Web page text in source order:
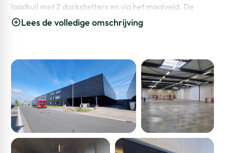
laadkuil met 2 dockshelters en via het maaiveld. De
gezamenlijke, inpandige verkeersruimte is te gebruiken
voor laden en lossen. De entresolvloer is niet zelfstandig
CF Groep. Door de ligging op korte afstand van de
aansluiting op de A27 en de doorgaande routes naar het
achterland is het complex uitstekend bereikbaar. De
locatie op het bedrijventerrein Meerkerk IV is
aantrekkelijk gesitueerd aan de doorgaande route,
uitstekend toegankelijk eveneens voor vrachtverkeer.
Aan de voor- als achterzijde van het complex zijn
Lees de volledige omschrijving